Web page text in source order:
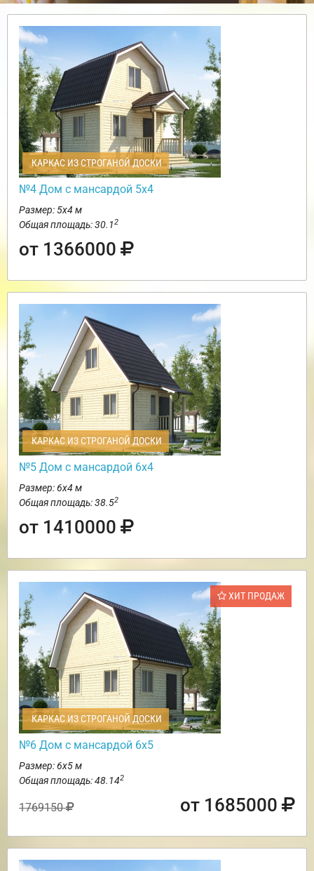
КАРКАС ИЗ СТРОГАНОЙ ДОСКИ
№4 Дом с мансардой 5х4
Размер: 5х4 м
Общая площадь: 30.12
от 1366000
КАРКАС ИЗ СТРОГАНОЙ ДОСКИ
№5 Дом с мансардой 6х4
Размер: 6х4 м
Общая площадь: 38.52
от 1410000
ХИТ ПРОДАЖ
КАРКАС ИЗ СТРОГАНОЙ ДОСКИ
№6 Дом с мансардой 6х5
Размер: 6х5 м
Общая площадь: 48.142
1769150 от 1685000